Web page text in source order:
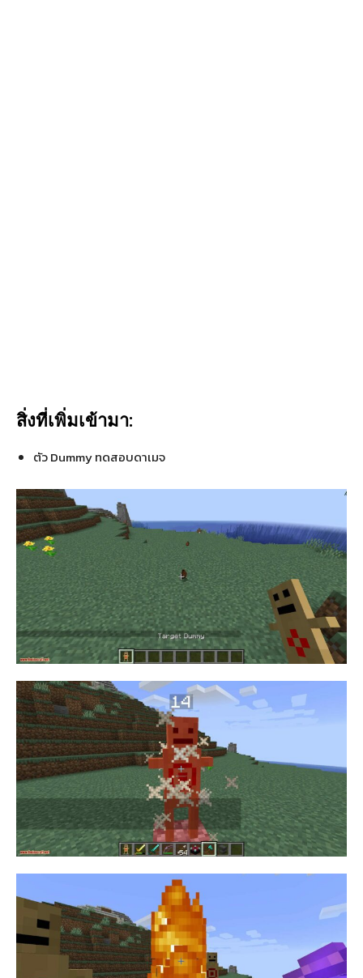
สิ่งที่เพิ่มเข้ามา:
ตัว Dummy ทดสอบดาเมจ